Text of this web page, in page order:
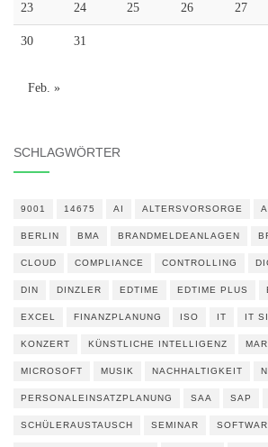
23 24 25 26 27
30 31
Feb. »
SCHLAGWÖRTER
9001 14675 AI ALTERSVORSORGE
BERLIN BMA BRANDMELDEANLAGEN
CLOUD COMPLIANCE CONTROLLING
DIN DINZLER EDTIME EDTIME PLUS
EXCEL FINANZPLANUNG ISO IT IT
KONZERT KÜNSTLICHE INTELLIGENZ
MICROSOFT MUSIK NACHHALTIGKEIT
PERSONALEINSATZPLANUNG SAA SAP
SCHÜLERAUSTAUSCH SEMINAR